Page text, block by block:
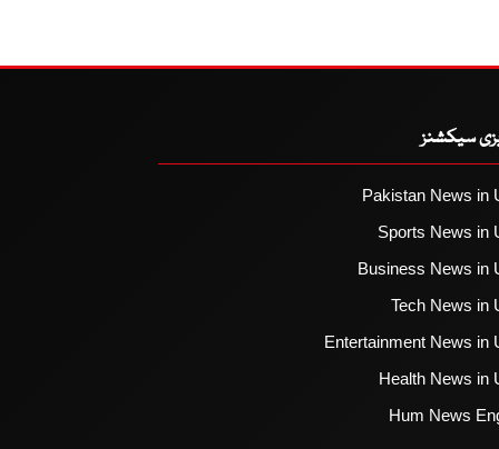
سیکشنز
Pakistan News in
Sports News in
Business News in
Tech News in
Entertainment News in
Health News in
Hum News